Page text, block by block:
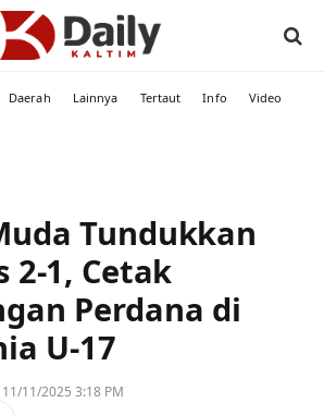
Daerah Lainnya Tertaut Info Video
Tundukkan
2-1, Cetak
Perdana di
U-17
11/11/2025 3:18 PM